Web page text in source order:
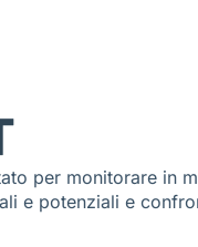
per monitorare in
e potenziali e